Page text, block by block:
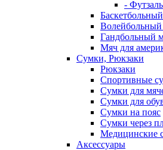
-
Гандбольный
Мяч для
Сумки, Рюкзаки
Рюкзаки
Спортивные
Сумки для
Сумки для
Сумки на пояс
Сумки через
Медицинские
Аксессуары